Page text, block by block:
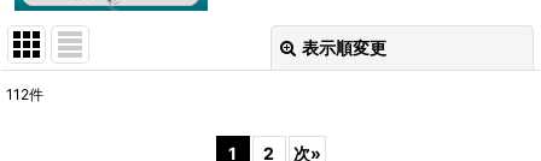
表示順変更
112件
1 2 次»